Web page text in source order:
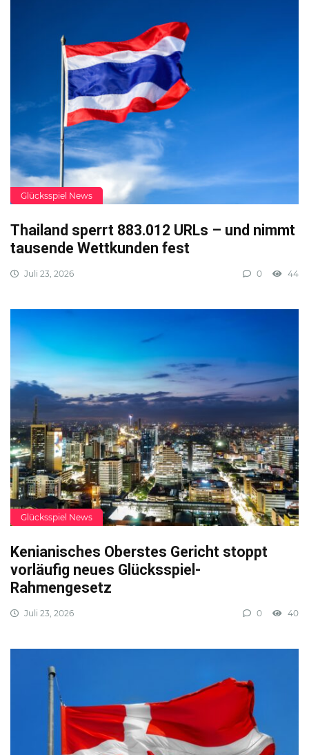
Glücksspiel News
Thailand sperrt 883.012 URLs – und nimmt
tausende Wettkunden fest
Juli 23, 2026 0 44
Glücksspiel News
Kenianisches Oberstes Gericht stoppt
vorläufig neues Glücksspiel-
Rahmengesetz
Juli 23, 2026 0 40